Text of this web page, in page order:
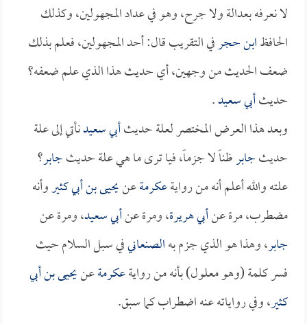
لا نعرفه بعدالة ولا جرح، وهو في عداد المجهولين، وكذلك
الحافظابن حجرفي التقريب قال: أحد المجهولين، فعلم بذلك
ضعف الحديث من وجهين، أي حديث هذا الذي علم ضعفه؟
حديثأبي سعيد.
وبعد هذا العرض المختصر لعلة حديثأبي سعيدنأتي إلى علة
حديثجابرظناً لا جزماً، فيا ترى ما هي علة حديثجابر؟
علته والله أعلم أنه من روايةعكرمةعنيحيى بن أبي كثيروأنه
مضطرب، مرة عنأبي هريرة، ومرة عنأبي سعيد، ومرة عن
جابر، وهذا هو الذي جزم بهالصنعانيفي سبل السلام حيث
فسر كلمة (وهو معلول) بأنه من روايةعكرمةعنيحيى بن أبي
كثير، وفي رواياته عنه اضطراب كما سبق.